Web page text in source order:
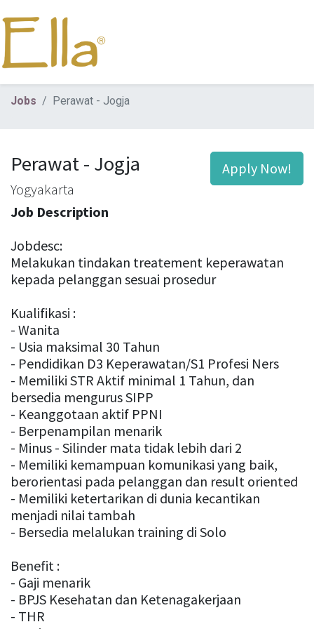
Jobs Perawat - Jogja
Apply Now!
Perawat - Jogja
Yogyakarta
Job Description
Jobdesc:
Melakukan tindakan treatement keperawatan
kepada pelanggan sesuai prosedur
Kualifikasi :
- Wanita
- Usia maksimal 30 Tahun
- Pendidikan D3 Keperawatan/S1 Profesi Ners
- Memiliki STR Aktif minimal 1 Tahun, dan
bersedia mengurus SIPP
- Keanggotaan aktif PPNI
- Berpenampilan menarik
- Minus - Silinder mata tidak lebih dari 2
- Memiliki kemampuan komunikasi yang baik,
berorientasi pada pelanggan dan result oriented
- Memiliki ketertarikan di dunia kecantikan
menjadi nilai tambah
- Bersedia melalukan training di Solo
Benefit :
- Gaji menarik
- BPJS Kesehatan dan Ketenagakerjaan
- THR